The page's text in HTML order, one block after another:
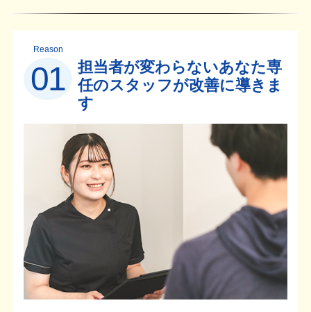
Reason
01
担当者が変わらないあなた専
任のスタッフが改善に導きま
す